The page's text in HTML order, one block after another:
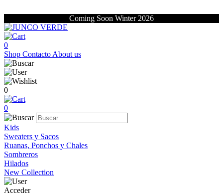
Coming Soon Winter 2026
0
Shop Contacto About us
0
0
Kids
Sweaters y Sacos
Ruanas, Ponchos y Chales
Sombreros
Hilados
New Collection
Acceder